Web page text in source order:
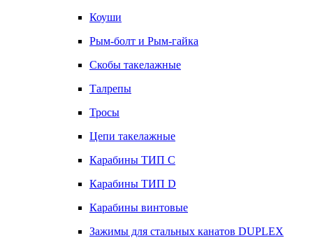
Коуши
Рым-болт и Рым-гайка
Скобы такелажные
Талрепы
Тросы
Цепи такелажные
Карабины ТИП C
Карабины ТИП D
Карабины винтовые
Зажимы для стальных канатов DUPLEX